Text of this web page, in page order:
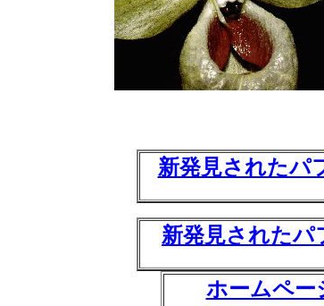
新発見されたパ
新発見されたパ
ホームペー